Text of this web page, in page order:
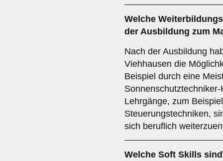
Welche
der Ausbildung zum
Nach der Ausbildung
Viehhausen die
Beispiel durch eine
Lehrgänge, zum
Steuerungstechniken,
sich beruflich
Welche Soft Skills